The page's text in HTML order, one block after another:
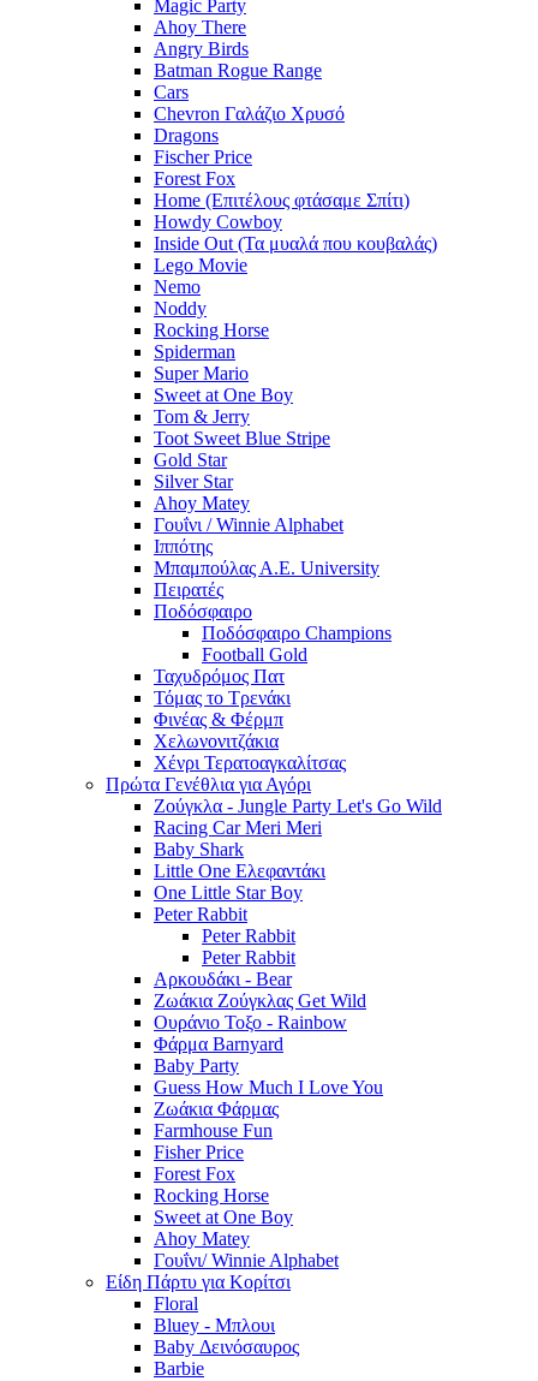
Magic Party
Ahoy There
Angry Birds
Batman Rogue Range
Cars
Chevron Γαλάζιο Χρυσό
Dragons
Fischer Price
Forest Fox
Home (Επιτέλους φτάσαμε Σπίτι)
Howdy Cowboy
Inside Out (Τα μυαλά που κουβαλάς)
Lego Movie
Nemo
Noddy
Rocking Horse
Spiderman
Super Mario
Sweet at One Boy
Tom & Jerry
Toot Sweet Blue Stripe
Gold Star
Silver Star
Ahoy Matey
Γουΐνι / Winnie Alphabet
Ιππότης
Μπαμπούλας Α.Ε. University
Πειρατές
Ποδόσφαιρο
Ποδόσφαιρο Champions
Football Gold
Ταχυδρόμος Πατ
Τόμας το Τρενάκι
Φινέας & Φέρμπ
Χελωνονιτζάκια
Χένρι Τερατοαγκαλίτσας
Πρώτα Γενέθλια για Αγόρι
Ζούγκλα - Jungle Party Let's Go Wild
Racing Car Meri Meri
Baby Shark
Little One Ελεφαντάκι
One Little Star Boy
Peter Rabbit
Peter Rabbit
Peter Rabbit
Αρκουδάκι - Bear
Ζωάκια Ζούγκλας Get Wild
Ουράνιο Τοξο - Rainbow
Φάρμα Barnyard
Baby Party
Guess How Much I Love You
Ζωάκια Φάρμας
Farmhouse Fun
Fisher Price
Forest Fox
Rocking Horse
Sweet at One Boy
Ahoy Matey
Γουΐνι/ Winnie Alphabet
Είδη Πάρτυ για Κορίτσι
Floral
Bluey - Μπλουι
Baby Δεινόσαυρος
Barbie